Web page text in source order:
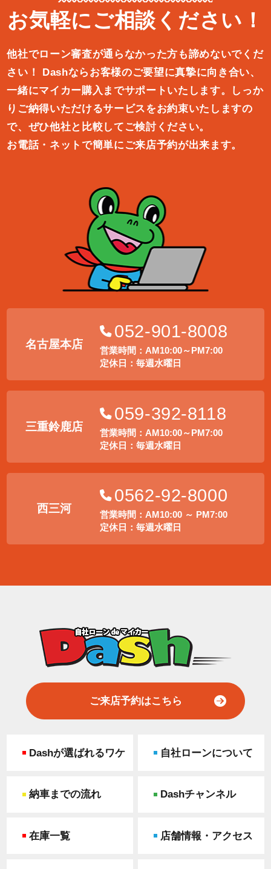
お気軽にご相談ください！
他社でローン審査が通らなかった方も諦めないでくだ
さい！
Dashならお客様のご要望に真摯に向き合い、
一緒にマイカー購入ま でサポートいたします。しっか
りご納得いただけるサービスをお約束いたしますの
で、ぜひ他社と比較してご検討ください。
お電話・ネットで簡単にご来店予約が出来ます。
名古屋本店
052-901-8008
営業時間：AM10:00～PM7:00
定休日：毎週水曜日
三重鈴鹿店
059-392-8118
営業時間：AM10:00～PM7:00
定休日：毎週水曜日
西三河
0562-92-8000
営業時間：AM10:00 ～ PM7:00
定休日：毎週水曜日
ご来店予約はこちら
Dashが選ばれるワケ 自社ローンについて
納車までの流れ Dashチャンネル
在庫一覧 店舗情報・アクセス